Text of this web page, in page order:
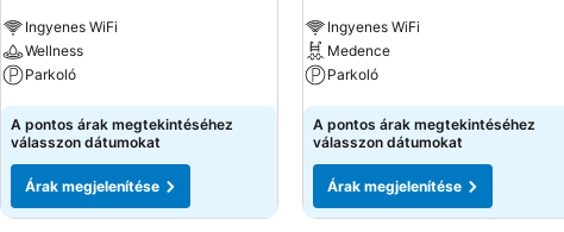
Ingyenes WiFi
Wellness
Parkoló
Árak megjelenítése
A pontos árak megtekintéséhez
válasszon dátumokat
Árak megjelenítése
Ingyenes WiFi
Medence
Parkoló
Árak megjelenítése
A pontos árak megtekintéséhez
válasszon dátumokat
Árak megjelenítése